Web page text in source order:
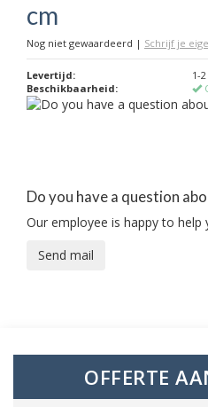
cm
Nog niet gewaardeerd | Schrijf je
Levertijd:
1-
Beschikbaarheid:
Do you have a question
Our employee is happy to
Send mail
OFFERTE